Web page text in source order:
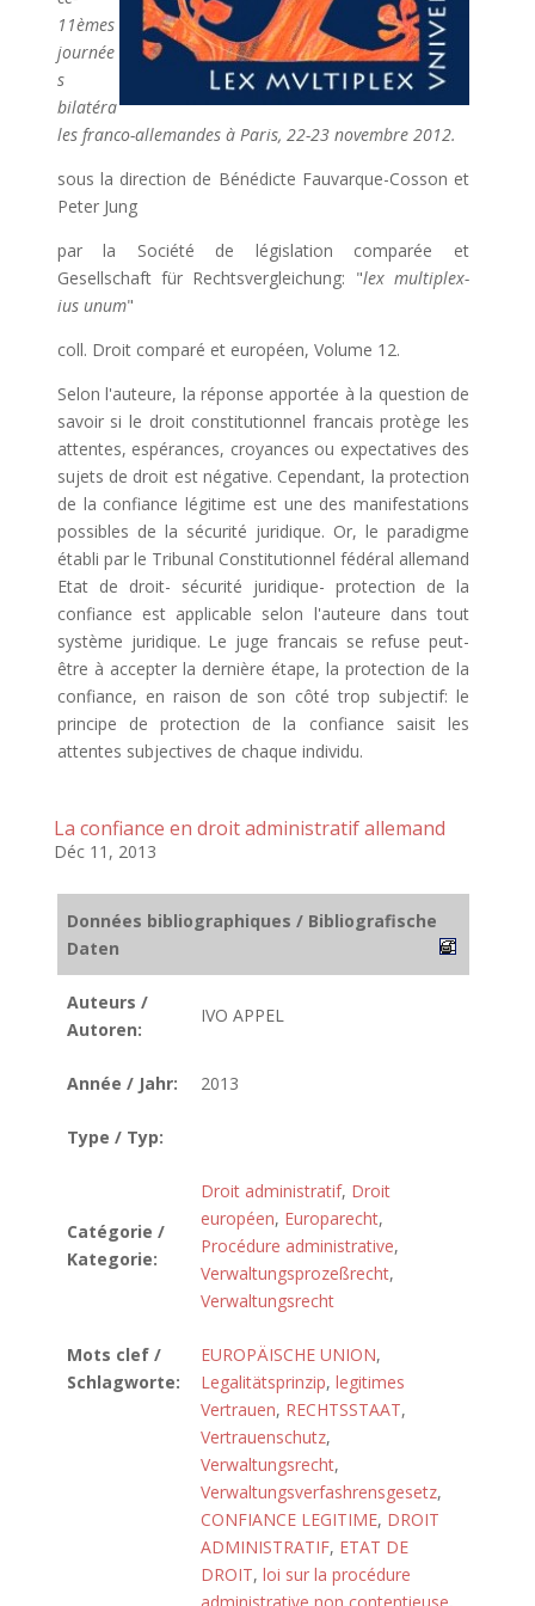
11èmes
journée
s
bilatéra
les franco-allemandes à Paris, 22-23 novembre 2012.
sous la direction de Bénédicte Fauvarque-Cosson et
Peter Jung
par la Société de législation comparée et
Gesellschaft für Rechtsvergleichung: "lex multiplex-
ius unum"
coll. Droit comparé et européen, Volume 12.
Selon l'auteure, la réponse apportée à la question de
savoir si le droit constitutionnel francais protège les
attentes, espérances, croyances ou expectatives des
sujets de droit est négative. Cependant, la protection
de la confiance légitime est une des manifestations
possibles de la sécurité juridique. Or, le paradigme
établi par le Tribunal Constitutionnel fédéral allemand
Etat de droit- sécurité juridique- protection de la
confiance est applicable selon l'auteure dans tout
système juridique. Le juge francais se refuse peut-
être à accepter la dernière étape, la protection de la
confiance, en raison de son côté trop subjectif: le
principe de protection de la confiance saisit les
attentes subjectives de chaque individu.
La confiance en droit administratif allemand
Déc 11, 2013
Données bibliographiques / Bibliografische
Daten
Auteurs /
Autoren:
IVO APPEL
Année / Jahr: 2013
Type / Typ:
Catégorie /
Kategorie:
Droit administratif, Droit
européen, Europarecht,
Procédure administrative,
Verwaltungsprozeßrecht,
Verwaltungsrecht
Mots clef /
Schlagworte:
EUROPÄISCHE UNION,
Legalitätsprinzip, legitimes
Vertrauen, RECHTSSTAAT,
Vertrauenschutz,
Verwaltungsrecht,
Verwaltungsverfashrensgesetz,
CONFIANCE LEGITIME, DROIT
ADMINISTRATIF, ETAT DE
DROIT, loi sur la procédure